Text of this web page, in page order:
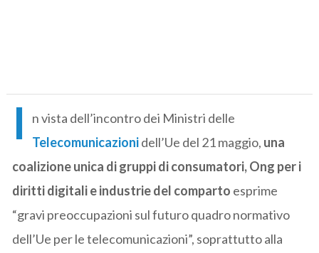
I
n vista dell’incontro dei Ministri delle
Telecomunicazionidell’Ue del 21 maggio, una
coalizione unica di gruppi di consumatori, Ong per i
diritti digitali e industriedel comparto esprime
“gravi preoccupazioni sul futuro quadro normativo
dell’Ue per le telecomunicazioni”, soprattutto alla